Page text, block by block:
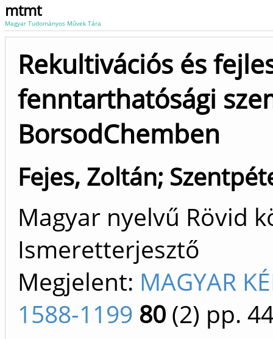
mtmt
Magyar Tudományos Művek Tára
Rekultivációs és
fenntarthatósági
BorsodChemben
Fejes, Zoltán;
Magyar nyelvű Rövid
Ismeretterjesztő
Megjelent: MAGYAR
1588-1199 80 (2) pp.